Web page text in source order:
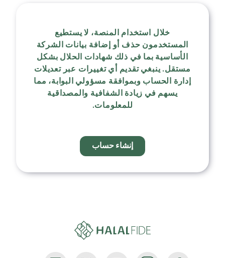
خلال استخدام المنصة، لا يستطيع
المستخدمون حذف أو إضافة بيانات الشركة
الأساسية بما في ذلك شهادات الحلال بشكل
مستقل. ينبغي تقديم أي تغييرات عبر تعديلات
إدارة الحساب وبموافقة مسؤولي البوابة، مما
يسهم في زيادة الشفافية والمصداقية
للمعلومات.
إنشاء حساب